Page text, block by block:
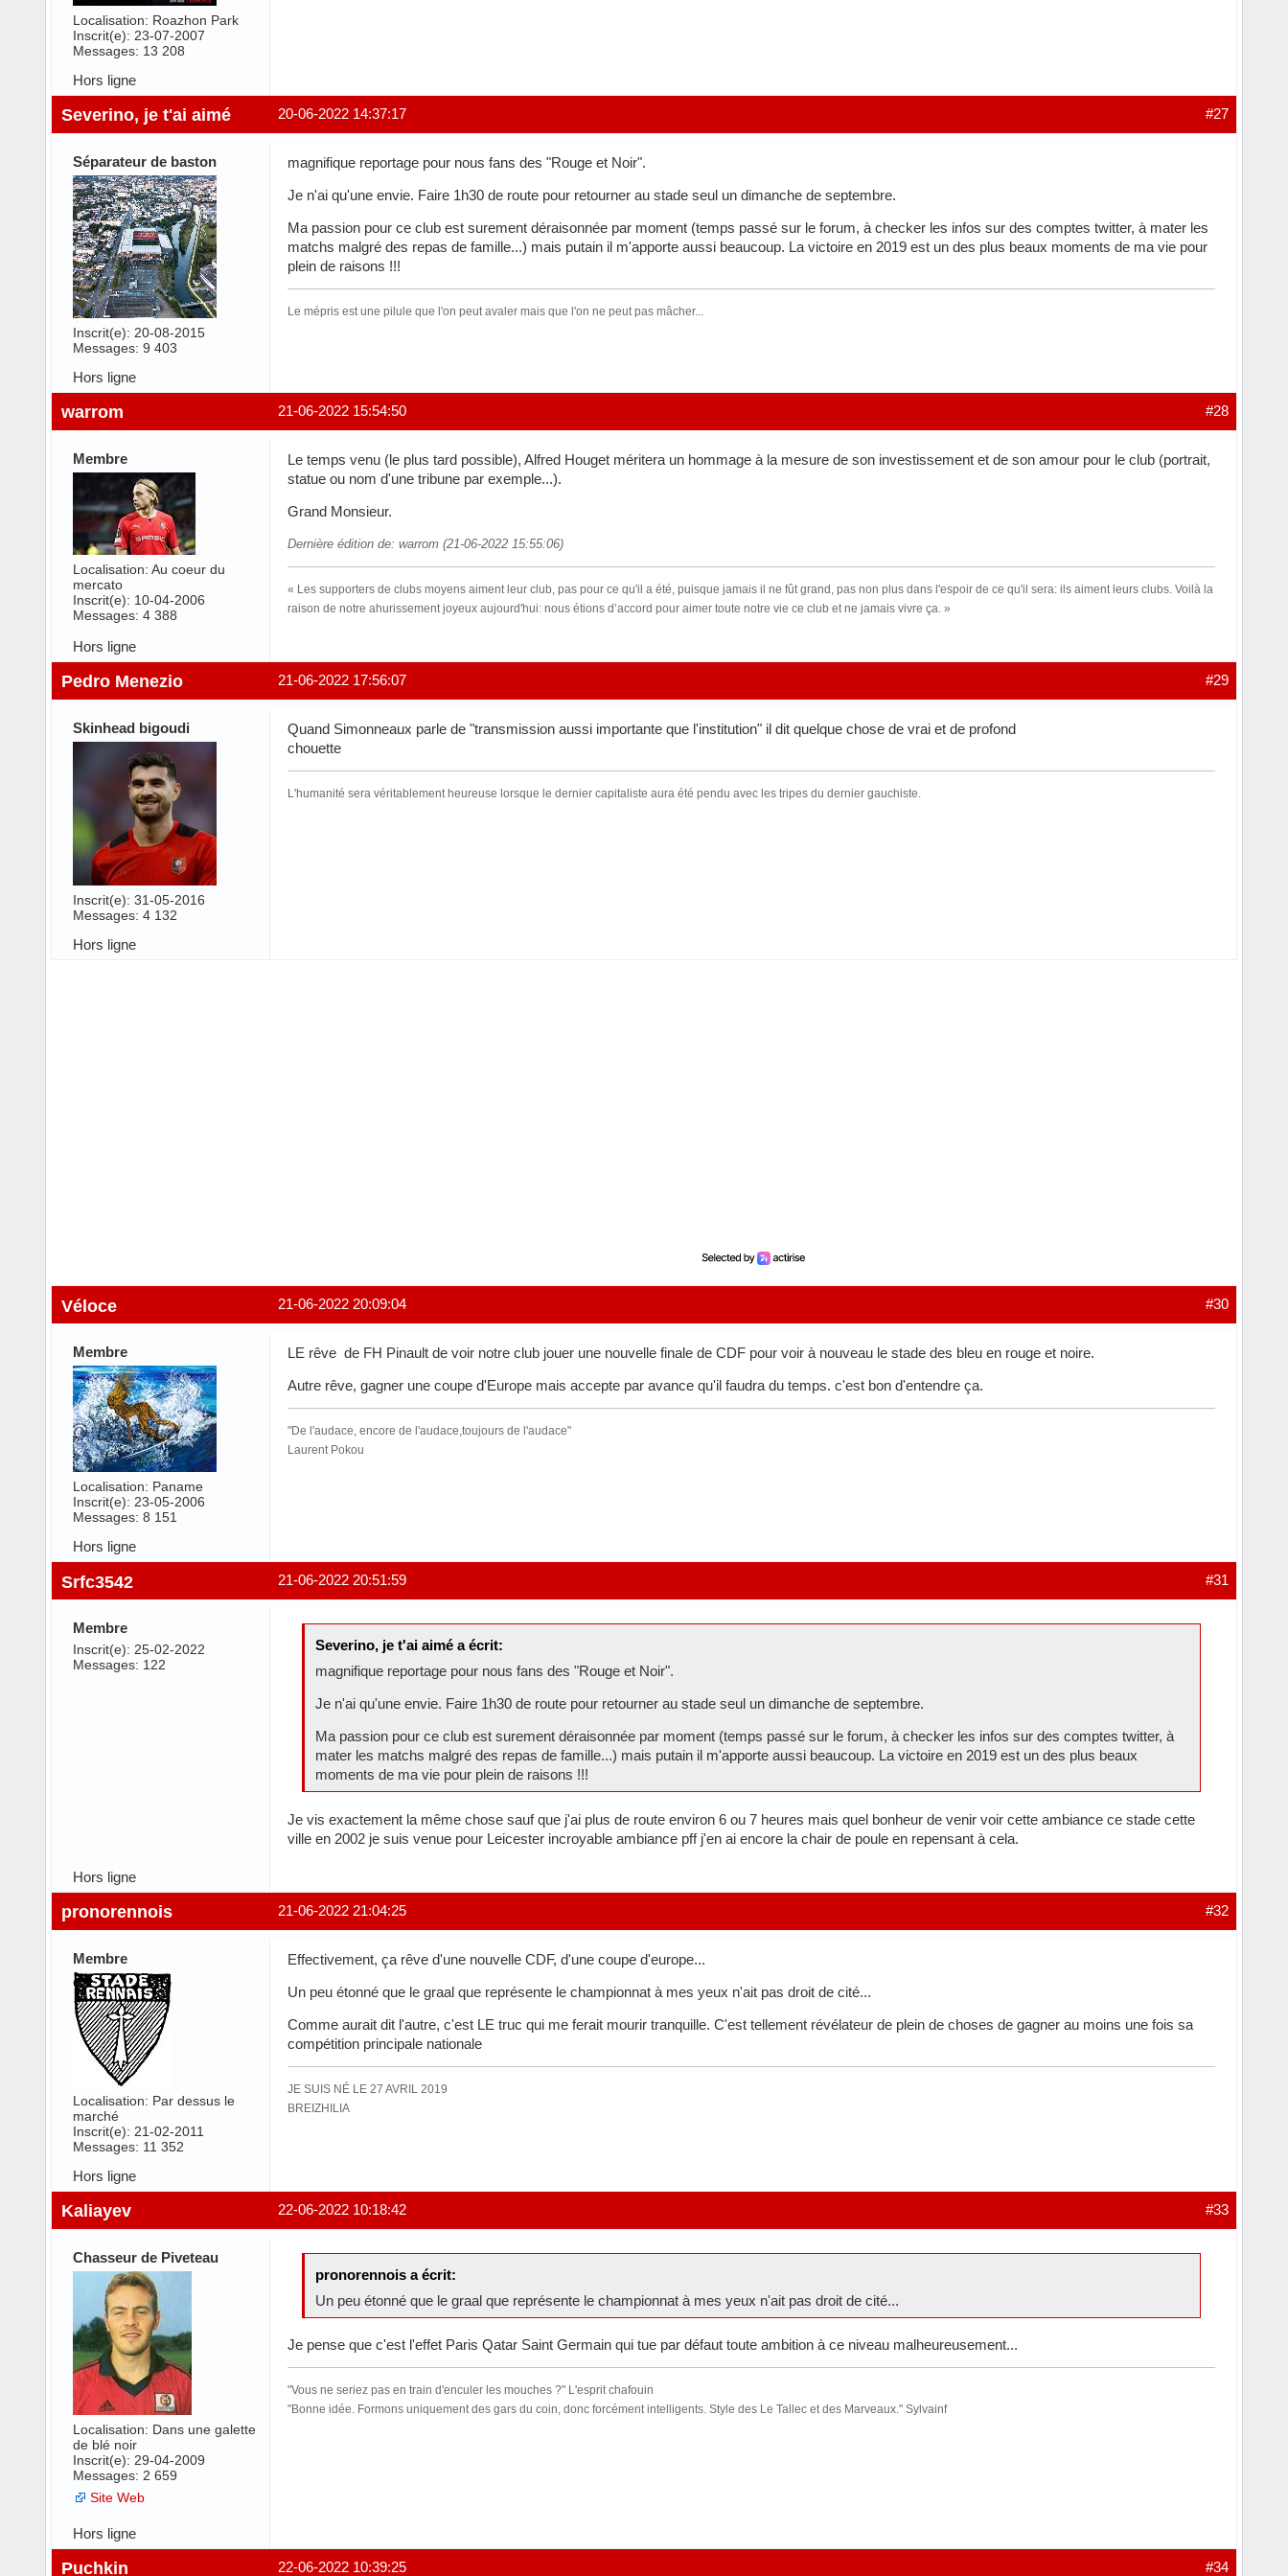
Localisation: Roazhon Park
Inscrit(e): 23-07-2007
Messages: 13 208
Hors ligne
#27
20-06-2022 14:37:17
Severino, je t'ai aimé
Séparateur de baston
Inscrit(e): 20-08-2015
Messages: 9 403
magnifique reportage pour nous fans des "Rouge et Noir".
Je n'ai qu'une envie. Faire 1h30 de route pour retourner au stade seul un dimanche de septembre.
Ma passion pour ce club est surement déraisonnée par moment (temps passé sur le forum, à checker les infos sur des comptes twitter, à mater les
matchs malgré des repas de famille...) mais putain il m'apporte aussi beaucoup. La victoire en 2019 est un des plus beaux moments de ma vie pour
plein de raisons !!!
Le mépris est une pilule que l'on peut avaler mais que l'on ne peut pas mâcher...
Hors ligne
#28
21-06-2022 15:54:50
warrom
Membre
Localisation: Au coeur du
mercato
Inscrit(e): 10-04-2006
Messages: 4 388
Le temps venu (le plus tard possible), Alfred Houget méritera un hommage à la mesure de son investissement et de son amour pour le club (portrait,
statue ou nom d'une tribune par exemple...).
Grand Monsieur.
Dernière édition de: warrom (21-06-2022 15:55:06)
« Les supporters de clubs moyens aiment leur club, pas pour ce qu'il a été, puisque jamais il ne fût grand, pas non plus dans l'espoir de ce qu'il sera: ils aiment leurs clubs. Voilà la
raison de notre ahurissement joyeux aujourd'hui: nous étions d’accord pour aimer toute notre vie ce club et ne jamais vivre ça. »
Hors ligne
#29
21-06-2022 17:56:07
Pedro Menezio
Skinhead bigoudi
Inscrit(e): 31-05-2016
Messages: 4 132
Quand Simonneaux parle de "transmission aussi importante que l'institution" il dit quelque chose de vrai et de profond
chouette
L'humanité sera véritablement heureuse lorsque le dernier capitaliste aura été pendu avec les tripes du dernier gauchiste.
Hors ligne
#30
21-06-2022 20:09:04
Véloce
Membre
Localisation: Paname
Inscrit(e): 23-05-2006
Messages: 8 151
LE rêve de FH Pinault de voir notre club jouer une nouvelle finale de CDF pour voir à nouveau le stade des bleu en rouge et noire.
Autre rêve, gagner une coupe d'Europe mais accepte par avance qu'il faudra du temps. c'est bon d'entendre ça.
"De l'audace, encore de l'audace,toujours de l'audace"
Laurent Pokou
Hors ligne
#31
21-06-2022 20:51:59
Srfc3542
Membre
Inscrit(e): 25-02-2022
Messages: 122
Severino, je t'ai aimé a écrit:
magnifique reportage pour nous fans des "Rouge et Noir".
Je n'ai qu'une envie. Faire 1h30 de route pour retourner au stade seul un dimanche de septembre.
Ma passion pour ce club est surement déraisonnée par moment (temps passé sur le forum, à checker les infos sur des comptes twitter, à
mater les matchs malgré des repas de famille...) mais putain il m'apporte aussi beaucoup. La victoire en 2019 est un des plus beaux
moments de ma vie pour plein de raisons !!!
Je vis exactement la même chose sauf que j'ai plus de route environ 6 ou 7 heures mais quel bonheur de venir voir cette ambiance ce stade cette
ville en 2002 je suis venue pour Leicester incroyable ambiance pff j'en ai encore la chair de poule en repensant à cela.
Hors ligne
#32
21-06-2022 21:04:25
pronorennois
Membre
Localisation: Par dessus le
marché
Inscrit(e): 21-02-2011
Messages: 11 352
Effectivement, ça rêve d'une nouvelle CDF, d'une coupe d'europe...
Un peu étonné que le graal que représente le championnat à mes yeux n'ait pas droit de cité...
Comme aurait dit l'autre, c'est LE truc qui me ferait mourir tranquille. C'est tellement révélateur de plein de choses de gagner au moins une fois sa
compétition principale nationale
JE SUIS NÉ LE 27 AVRIL 2019
BREIZHILIA
Hors ligne
#33
22-06-2022 10:18:42
Kaliayev
Chasseur de Piveteau
Localisation: Dans une galette
de blé noir
Inscrit(e): 29-04-2009
Messages: 2 659
Site Web
pronorennois a écrit:
Un peu étonné que le graal que représente le championnat à mes yeux n'ait pas droit de cité...
Je pense que c'est l'effet Paris Qatar Saint Germain qui tue par défaut toute ambition à ce niveau malheureusement...
"Vous ne seriez pas en train d'enculer les mouches ?" L'esprit chafouin
"Bonne idée. Formons uniquement des gars du coin, donc forcément intelligents. Style des Le Tallec et des Marveaux." Sylvainf
Hors ligne
#34
22-06-2022 10:39:25
Puchkin